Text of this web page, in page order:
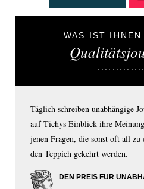
WAS IST IHNEN
Täglich schreiben unabhängige
auf Tichys Einblick ihre
jenen Fragen, die sonst oft all
den Teppich gekehrt werden.
DEN PREIS FÜR